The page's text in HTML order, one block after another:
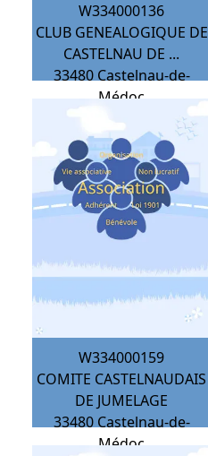
W334000136
CLUB GENEALOGIQUE DE
CASTELNAU DE ...
33480 Castelnau-de-
Médoc
W334000159
COMITE CASTELNAUDAIS
DE JUMELAGE
33480 Castelnau-de-
Médoc